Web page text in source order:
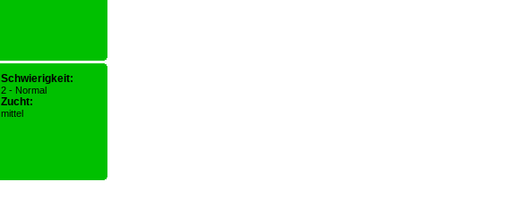
Schwierigkeit:
2 - Normal
Zucht:
mittel